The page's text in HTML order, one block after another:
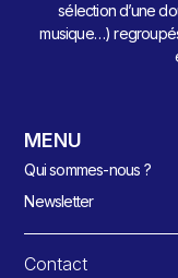
sélection d’une
musique…)
MENU
Qui sommes-nous ?
Newsletter
Contact